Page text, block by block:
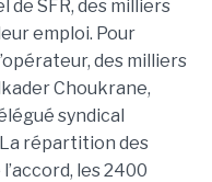
SFR, des milliers
emploi. Pour
des milliers
Choukrane,
syndical
La répartition des
les 2400